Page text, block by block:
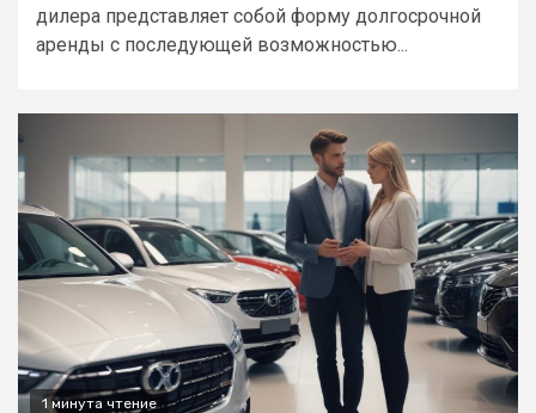
дилера представляет собой форму долгосрочной
аренды с последующей возможностью...
1 минута чтение